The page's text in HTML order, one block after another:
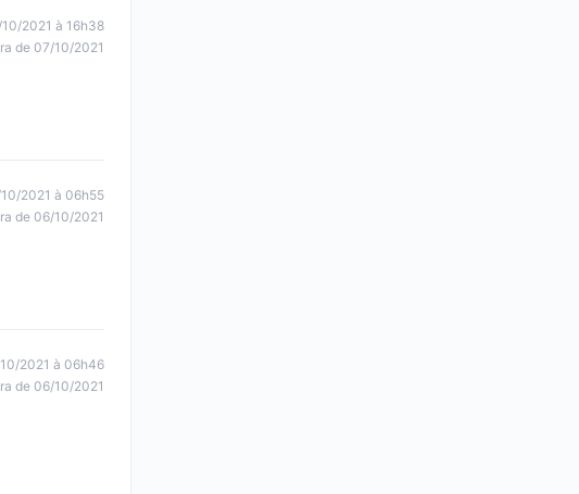
2021 à 16h38
de 07/10/2021
2021 à 06h55
de 06/10/2021
2021 à 06h46
de 06/10/2021